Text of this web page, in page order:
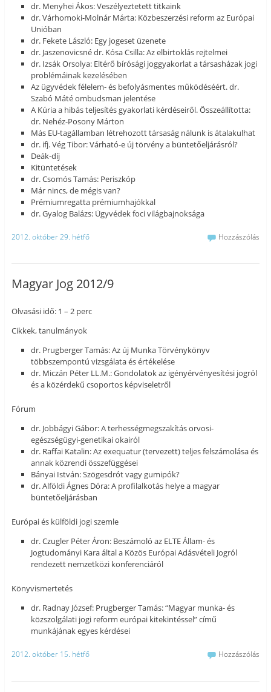
dr. Menyhei Ákos: Veszélyeztetett titkaink
dr. Várhomoki-Molnár Márta: Közbeszerzési reform az Európai
Unióban
dr. Fekete László: Egy jogeset üzenete
dr. Jaszenovicsné dr. Kósa Csilla: Az elbirtoklás rejtelmei
dr. Izsák Orsolya: Eltérő bírósági joggyakorlat a társasházak jogi
problémáinak kezelésében
Az ügyvédek félelem- és befolyásmentes működéséért. dr.
Szabó Máté ombudsman jelentése
A Kúria a hibás teljesítés gyakorlati kérdéseiről. Összeállította:
dr. Nehéz-Posony Márton
Más EU-tagállamban létrehozott társaság nálunk is átalakulhat
dr. ifj. Vég Tibor: Várható-e új törvény a büntetőeljárásról?
Deák-díj
Kitüntetések
dr. Csomós Tamás: Periszkóp
Már nincs, de mégis van?
Prémiumregatta prémiumhajókkal
dr. Gyalog Balázs: Ügyvédek foci világbajnoksága
2012. október 29. hétfő Hozzászólás
Magyar Jog 2012/9
Olvasási idő: 1 – 2 perc
Cikkek, tanulmányok
dr. Prugberger Tamás: Az új Munka Törvénykönyv
többszempontú vizsgálata és értékelése
dr. Miczán Péter LL.M.: Gondolatok az igényérvényesítési jogról
és a közérdekű csoportos képviseletről
Fórum
dr. Jobbágyi Gábor: A terhességmegszakítás orvosi-
egészségügyi-genetikai okairól
dr. Raffai Katalin: Az exequatur (tervezett) teljes felszámolása és
annak közrendi összefüggései
Bányai István: Szögesdrót vagy gumipók?
dr. Alföldi Ágnes Dóra: A profilalkotás helye a magyar
büntetőeljárásban
Európai és külföldi jogi szemle
dr. Czugler Péter Áron: Beszámoló az ELTE Állam- és
Jogtudományi Kara által a Közös Európai Adásvételi Jogról
rendezett nemzetközi konferenciáról
Könyvismertetés
dr. Radnay József: Prugberger Tamás: “Magyar munka- és
közszolgálati jogi reform európai kitekintéssel” című
munkájának egyes kérdései
2012. október 15. hétfő Hozzászólás